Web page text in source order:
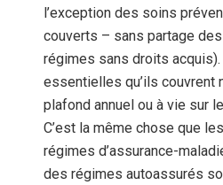
l’exception des soins
couverts – sans partage
régimes sans droits
essentielles qu’ils couvrent
plafond annuel ou à vie sur
C’est la même chose que
régimes d’assurance-
des régimes autoassurés